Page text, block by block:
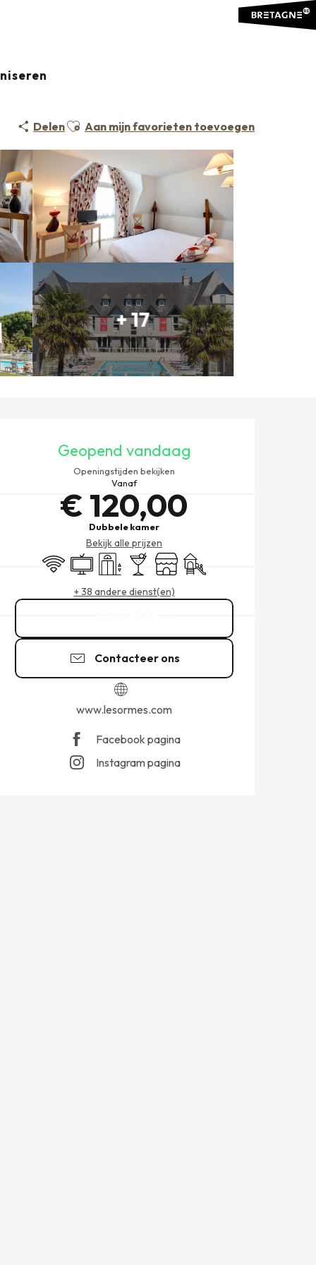
DelenAjouter aux favoris
Aan mijn favorieten toevoegen
+ 17
Geopend vandaag
Openingstijden bekijken
Vanaf
€ 120,00
Dubbele kamer
Bekijk alle prijzen
Wifi Televisie
Lift Bar / Versnaperingsbar
Winkel opKinderspelen / Speelruimte
+ 38 andere dienst(en)
Contacteer ons
www.lesormes.com
Facebook pagina
Instagram pagina